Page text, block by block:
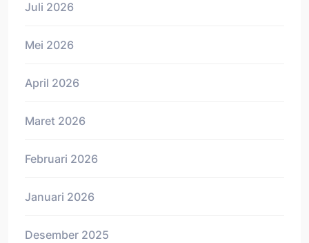
Juli 2026
Mei 2026
April 2026
Maret 2026
Februari 2026
Januari 2026
Desember 2025